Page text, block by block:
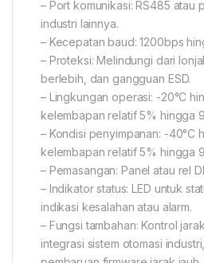
– Port komunikasi: RS485 atau
industri lainnya.
– Kecepatan baud: 1200bps
– Proteksi: Melindungi dari
berlebih, dan gangguan ESD.
– Lingkungan operasi: -20°C
kelembapan relatif 5% hingga
– Kondisi penyimpanan: -40°C
kelembapan relatif 5% hingga
– Pemasangan: Panel atau rel
– Indikator status: LED untuk
indikasi kesalahan atau alarm.
– Fungsi tambahan: Kontrol
integrasi sistem otomasi